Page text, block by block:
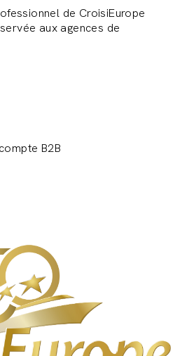
de CroisiEurope
aux agences de
B2B